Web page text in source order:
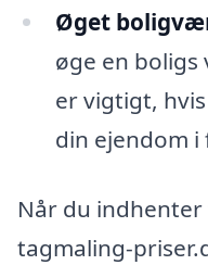
Øget
øge en
er vigtigt,
din ejendom
Når du
tagmaling-